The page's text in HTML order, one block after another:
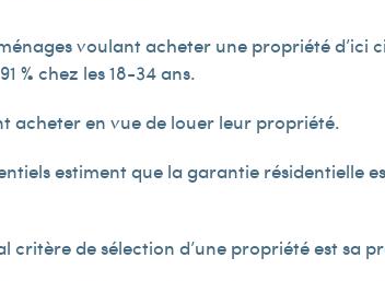
ménages voulant acheter une propriété
% chez les 18-34 ans.
acheter en vue de louer leur propriété.
estiment que la garantie résidentielle
critère de sélection d’une propriété est sa